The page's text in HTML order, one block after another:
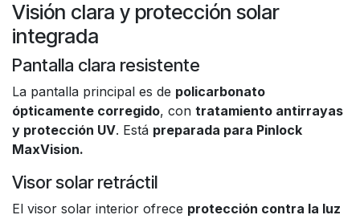
Visión clara y protección solar
integrada
Pantalla clara resistente
La pantalla principal es de policarbonato
ópticamente corregido, con tratamiento antirrayas
y protección UV. Está preparada para Pinlock
MaxVision.
Visor solar retráctil
El visor solar interior ofrece protección contra la luz